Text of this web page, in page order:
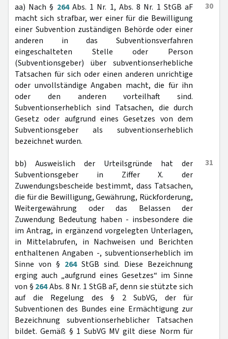
30
aa) Nach § 264Abs. 1 Nr. 1, Abs. 8 Nr. 1 StGB aF
macht sich strafbar, wer einer für die Bewilligung
einer Subvention zuständigen Behörde oder einer
anderen in das Subventionsverfahren
eingeschalteten Stelle oder Person
(Subventionsgeber) über subventionserhebliche
Tatsachen für sich oder einen anderen unrichtige
oder unvollständige Angaben macht, die für ihn
oder den anderen vorteilhaft sind.
Subventionserheblich sind Tatsachen, die durch
Gesetz oder aufgrund eines Gesetzes von dem
Subventionsgeber als subventionserheblich
bezeichnet wurden.
31
bb) Ausweislich der Urteilsgründe hat der
Subventionsgeber in Ziffer X. der
Zuwendungsbescheide bestimmt, dass Tatsachen,
die für die Bewilligung, Gewährung, Rückforderung,
Weitergewährung oder das Belassen der
Zuwendung Bedeutung haben - insbesondere die
im Antrag, in ergänzend vorgelegten Unterlagen,
in Mittelabrufen, in Nachweisen und Berichten
enthaltenen Angaben -, subventionserheblich im
Sinne von § 264StGB sind. Diese Bezeichnung
erging auch „aufgrund eines Gesetzes“ im Sinne
von § 264Abs. 8 Nr. 1 StGB aF, denn sie stützte sich
auf die Regelung des § 2 SubVG, der für
Subventionen des Bundes eine Ermächtigung zur
Bezeichnung subventionserheblicher Tatsachen
bildet. Gemäß § 1 SubVG MV gilt diese Norm für